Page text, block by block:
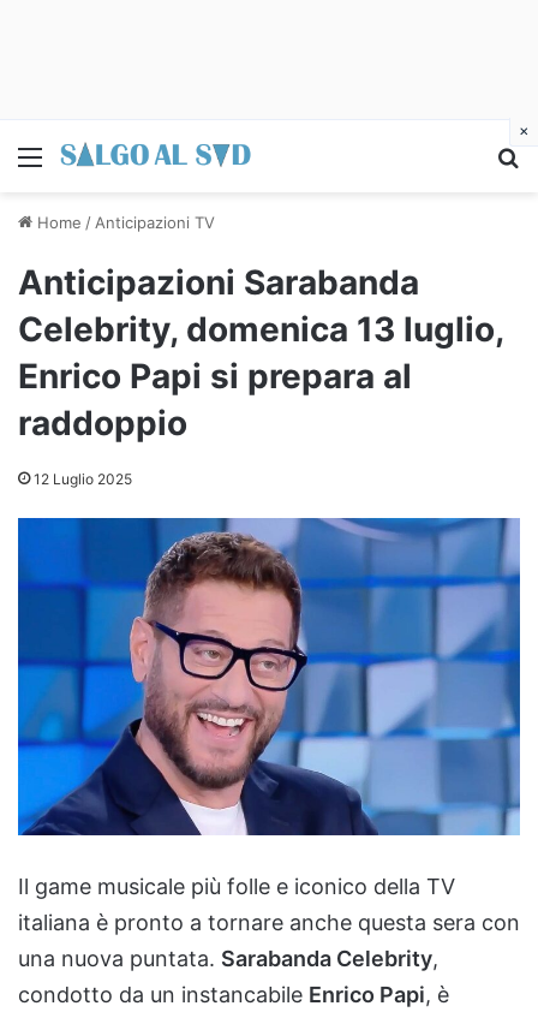
Menu
Home / Anticipazioni TV
Anticipazioni Sarabanda
Celebrity, domenica 13 luglio,
Enrico Papi si prepara al
raddoppio
12 Luglio 2025
Il game musicale più folle e iconico della TV
italiana è pronto a tornare anche questa sera con
una nuova puntata. Sarabanda Celebrity,
condotto da un instancabile Enrico Papi, è
×